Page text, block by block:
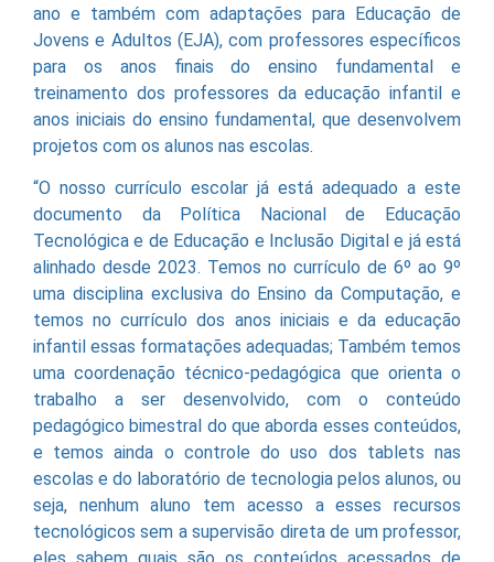
ano e também com adaptações para Educação de
Jovens e Adultos (EJA), com professores específicos
para os anos finais do ensino fundamental e
treinamento dos professores da educação infantil e
anos iniciais do ensino fundamental, que desenvolvem
projetos com os alunos nas escolas.
“O nosso currículo escolar já está adequado a este
documento da Política Nacional de Educação
Tecnológica e de Educação e Inclusão Digital e já está
alinhado desde 2023. Temos no currículo de 6º ao 9º
uma disciplina exclusiva do Ensino da Computação, e
temos no currículo dos anos iniciais e da educação
infantil essas formatações adequadas; Também temos
uma coordenação técnico-pedagógica que orienta o
trabalho a ser desenvolvido, com o conteúdo
pedagógico bimestral do que aborda esses conteúdos,
e temos ainda o controle do uso dos tablets nas
escolas e do laboratório de tecnologia pelos alunos, ou
seja, nenhum aluno tem acesso a esses recursos
tecnológicos sem a supervisão direta de um professor,